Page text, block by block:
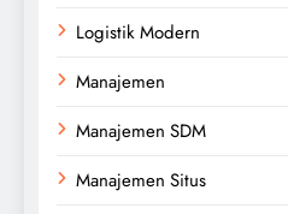
Logistik Modern
Manajemen
Manajemen SDM
Manajemen Situs